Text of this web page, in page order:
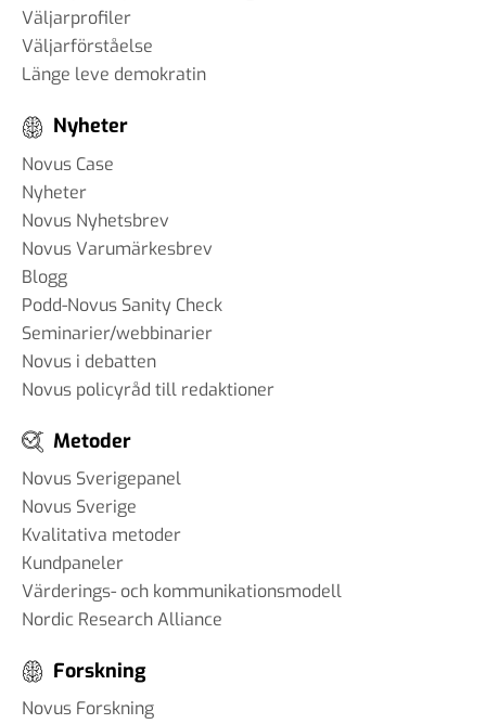
Väljarprofiler
Väljarförståelse
Länge leve demokratin
Nyheter
Novus Case
Nyheter
Novus Nyhetsbrev
Novus Varumärkesbrev
Blogg
Podd-Novus Sanity Check
Seminarier/webbinarier
Novus i debatten
Novus policyråd till redaktioner
Metoder
Novus Sverigepanel
Novus Sverige
Kvalitativa metoder
Kundpaneler
Värderings- och kommunikationsmodell
Nordic Research Alliance
Forskning
Novus Forskning